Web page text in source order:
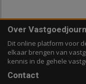
Over
Dit online platform voor
elkaar brengen van
kennis in de gehele
Contact